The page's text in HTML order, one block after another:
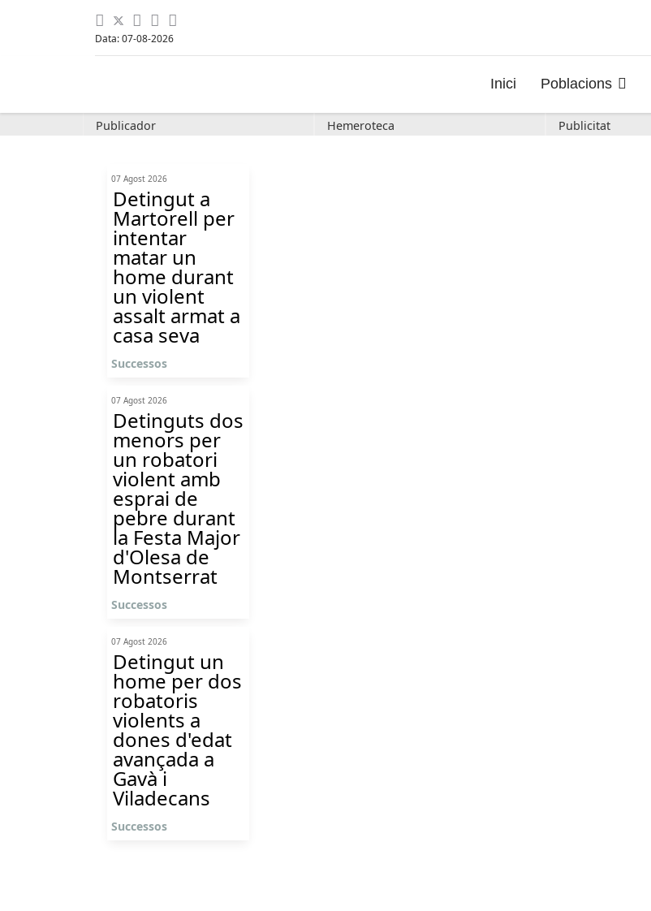
Data: 07-08-2026
Inici Poblacions
Publicador Hemeroteca Publicitat
07 Agost 2026
Detingut a
Martorell per
intentar
matar un
home durant
un violent
assalt armat a
casa seva
Successos
07 Agost 2026
Detinguts dos
menors per
un robatori
violent amb
esprai de
pebre durant
la Festa Major
d'Olesa de
Montserrat
Successos
07 Agost 2026
Detingut un
home per dos
robatoris
violents a
dones d'edat
avançada a
Gavà i
Viladecans
Successos